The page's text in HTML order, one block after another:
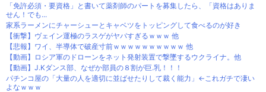
「免許必須・要資格」と書いて薬剤師のパートを募集したら、「資格はありま
せん！でも...
家系ラーメンにチャーシューとキャベツをトッピングして食べるのが好き
【衝撃】ヴェイン運極のラスゲがヤバすぎるｗｗｗ 他
【悲報】ワイ、半導体で破産寸前ｗｗｗｗｗｗｗｗｗｗ 他
【動画】ロシア軍のドローンをネット発射装置で撃墜するウクライナ。他
【動画】J.Kダンス部、なぜか部員の８割が巨.乳！！！
パチンコ屋の「大量の人を適切に並ばせたりして裁く能力」←これガチで凄い
よなｗｗｗ